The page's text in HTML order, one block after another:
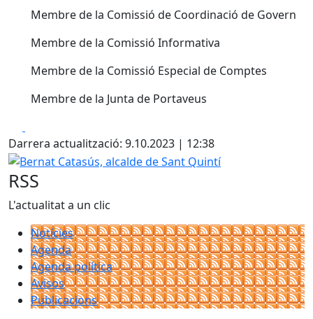
Membre de la Comissió de Coordinació de Govern
Membre de la Comissió Informativa
Membre de la Comissió Especial de Comptes
Membre de la Junta de Portaveus
Darrera actualització: 9.10.2023 | 12:38
Bernat Catasús, alcalde de Sant Quintí
RSS
L'actualitat a un clic
Notícies
Agenda
Agenda política
Avisos
Publicacions